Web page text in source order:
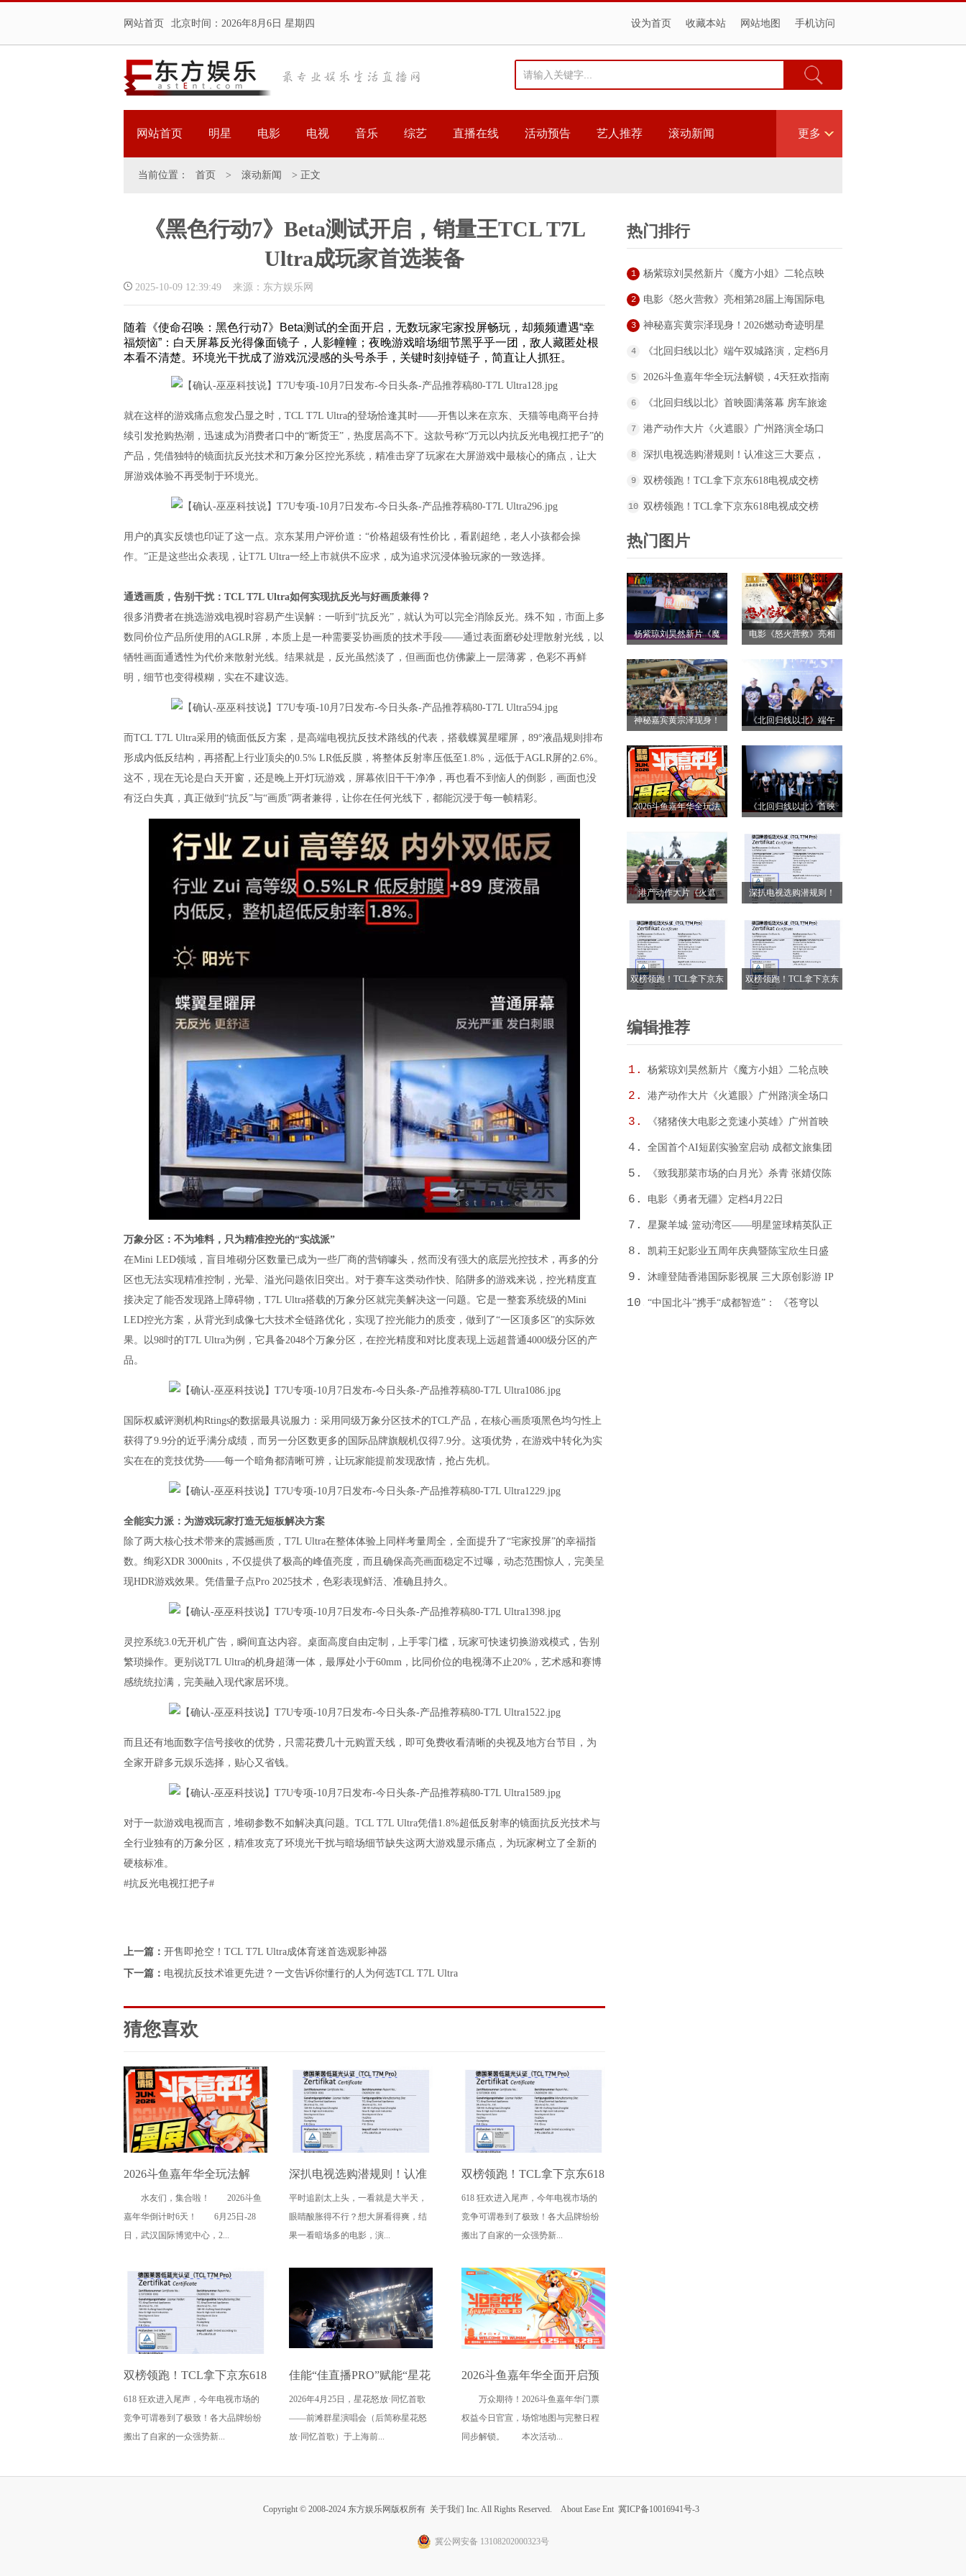
网站首页 北京时间： 2026年8月6日 星期四 设为首页 收藏本站 网站地图 手机访问
网站首页 明星 电影 电视 音乐 综艺 直播在线 活动预告 艺人推荐 滚动新闻 更多
当前位置： 首页 > 滚动新闻 > 正文
《黑色行动7》Beta测试开启，销量王TCL T7L
Ultra成玩家首选装备
2025-10-09 12:39:49 来源：东方娱乐网
随着《使命召唤：黑色行动7》Beta测试的全面开启，无数玩家宅家投屏畅玩，却频频遭遇“幸
福烦恼”：白天屏幕反光得像面镜子，人影幢幢；夜晚游戏暗场细节黑乎乎一团，敌人藏匿处根
本看不清楚。环境光干扰成了游戏沉浸感的头号杀手，关键时刻掉链子，简直让人抓狂。
就在这样的游戏痛点愈发凸显之时，TCL T7L Ultra的登场恰逢其时——开售以来在京东、天猫等电商平台持
续引发抢购热潮，迅速成为消费者口中的“断货王”，热度居高不下。这款号称“万元以内抗反光电视扛把子”的
产品，凭借独特的镜面抗反光技术和万象分区控光系统，精准击穿了玩家在大屏游戏中最核心的痛点，让大
屏游戏体验不再受制于环境光。
用户的真实反馈也印证了这一点。京东某用户评价道：“价格超级有性价比，看剧超绝，老人小孩都会操
作。”正是这些出众表现，让T7L Ultra一经上市就供不应求，成为追求沉浸体验玩家的一致选择。
通透画质，告别干扰：TCL T7L Ultra如何实现抗反光与好画质兼得？
很多消费者在挑选游戏电视时容易产生误解：一听到“抗反光”，就认为可以完全消除反光。殊不知，市面上多
数同价位产品所使用的AGLR屏，本质上是一种需要妥协画质的技术手段——通过表面磨砂处理散射光线，以
牺牲画面通透性为代价来散射光线。结果就是，反光虽然淡了，但画面也仿佛蒙上一层薄雾，色彩不再鲜
明，细节也变得模糊，实在不建议选。
而TCL T7L Ultra采用的镜面低反方案，是高端电视抗反技术路线的代表，搭载蝶翼星曜屏，89°液晶规则排布
形成内低反结构，再搭配上行业顶尖的0.5% LR低反膜，将整体反射率压低至1.8%，远低于AGLR屏的2.6%。
这不，现在无论是白天开窗，还是晚上开灯玩游戏，屏幕依旧干干净净，再也看不到恼人的倒影，画面也没
有泛白失真，真正做到“抗反”与“画质”两者兼得，让你在任何光线下，都能沉浸于每一帧精彩。
万象分区：不为堆料，只为精准控光的“实战派”
在Mini LED领域，盲目堆砌分区数量已成为一些厂商的营销噱头，然而没有强大的底层光控技术，再多的分
区也无法实现精准控制，光晕、溢光问题依旧突出。对于赛车这类动作快、陷阱多的游戏来说，控光精度直
接决定了能否发现路上障碍物，T7L Ultra搭载的万象分区就完美解决这一问题。它是一整套系统级的Mini
LED控光方案，从背光到成像七大技术全链路优化，实现了控光能力的质变，做到了“一区顶多区”的实际效
果。以98吋的T7L Ultra为例，它具备2048个万象分区，在控光精度和对比度表现上远超普通4000级分区的产
品。
国际权威评测机构Rtings的数据最具说服力：采用同级万象分区技术的TCL产品，在核心画质项黑色均匀性上
获得了9.9分的近乎满分成绩，而另一分区数更多的国际品牌旗舰机仅得7.9分。这项优势，在游戏中转化为实
实在在的竞技优势——每一个暗角都清晰可辨，让玩家能提前发现敌情，抢占先机。
全能实力派：为游戏玩家打造无短板解决方案
除了两大核心技术带来的震撼画质，T7L Ultra在整体体验上同样考量周全，全面提升了“宅家投屏”的幸福指
数。绚彩XDR 3000nits，不仅提供了极高的峰值亮度，而且确保高亮画面稳定不过曝，动态范围惊人，完美呈
现HDR游戏效果。凭借量子点Pro 2025技术，色彩表现鲜活、准确且持久。
灵控系统3.0无开机广告，瞬间直达内容。桌面高度自由定制，上手零门槛，玩家可快速切换游戏模式，告别
繁琐操作。更别说T7L Ultra的机身超薄一体，最厚处小于60mm，比同价位的电视薄不止20%，艺术感和赛博
感统统拉满，完美融入现代家居环境。
而且还有地面数字信号接收的优势，只需花费几十元购置天线，即可免费收看清晰的央视及地方台节目，为
全家开辟多元娱乐选择，贴心又省钱。
对于一款游戏电视而言，堆砌参数不如解决真问题。TCL T7L Ultra凭借1.8%超低反射率的镜面抗反光技术与
全行业独有的万象分区，精准攻克了环境光干扰与暗场细节缺失这两大游戏显示痛点，为玩家树立了全新的
硬核标准。
#抗反光电视扛把子#
上一篇： 开售即抢空！TCL T7L Ultra成体育迷首选观影神器
下一篇： 电视抗反技术谁更先进？一文告诉你懂行的人为何选TCL T7L Ultra
猜您喜欢
2026斗鱼嘉年华全玩法解
锁，4天狂欢指南请收好
水友们，集合啦！ 2026斗鱼
嘉年华倒计时6天！ 6月25日-28
日，武汉国际博览中心，2...
深扒电视选购潜规则！认准
这三大要点，再也不被坑
平时追剧太上头，一看就是大半天，
眼睛酸胀得不行？想大屏看得爽，结
果一看暗场多的电影，演...
双榜领跑！TCL拿下京东618
电视成交榜TOP1，T7M Pro
登顶抖音单品榜
618 狂欢进入尾声，今年电视市场的
竞争可谓卷到了极致！各大品牌纷纷
搬出了自家的一众强势新...
双榜领跑！TCL拿下京东618
电视成交榜TOP1，T7M Pro
登顶抖音单品榜
618 狂欢进入尾声，今年电视市场的
竞争可谓卷到了极致！各大品牌纷纷
搬出了自家的一众强势新...
佳能“佳直播PRO”赋能“星花
怒放·同忆首歌” 用电影质感
传递视听艺术表达
2026年4月25日，星花怒放·同忆首歌
——前滩群星演唱会（后简称星花怒
放·同忆首歌）于上海前...
2026斗鱼嘉年华全面开启预
售 夏日电竞音乐狂欢落地武
汉
万众期待！2026斗鱼嘉年华门票
权益今日官宣，场馆地图与完整日程
同步解锁。 本次活动...
热门排行
1
杨紫琼刘昊然新片《魔方小姐》二轮点映
高燃开启 打破年龄偏见重塑无限可能
2
电影《怒火营救》亮相第28届上海国际电
影节！导演王清亭、功夫女星母其弥雅红
3
神秘嘉宾黄宗泽现身！2026燃动奇迹明星
篮球赛点燃“全民迎省运”热潮
4
《北回归线以北》端午双城路演，定档6月
26日奔赴山海
5
2026斗鱼嘉年华全玩法解锁，4天狂欢指南
请收好
6
《北回归线以北》首映圆满落幕 房车旅途
解锁人生百态
7
港产动作大片《火遮眼》广州路演全场口
碑爆棚
8
深扒电视选购潜规则！认准这三大要点，
再也不被坑
9
双榜领跑！TCL拿下京东618电视成交榜
TOP1，T7M Pro登顶抖音单品榜
10 双榜领跑！TCL拿下京东618电视成交榜
热门图片
杨紫琼刘昊然新片《魔
开启 打破年龄偏见重塑
无限可能
电影《怒火营救》亮相
节！导演王清亭、功夫
女星母其弥雅红毯同台
释硬核动作大片
神秘嘉宾黄宗泽现身！
赛点燃“全民迎省运”热潮
《北回归线以北》端午
2026斗鱼嘉年华全玩法
好
《北回归线以北》首映
人生百态
港产动作大片《火遮
爆棚
深扒电视选购潜规则！
不被坑
双榜领跑！TCL拿下京东
T7M Pro登顶抖音单品榜
双榜领跑！TCL拿下京东
编辑推荐
1.
杨紫琼刘昊然新片《魔方小姐》二轮点映
高燃开启 打破年龄偏见重塑无限可能
2.
港产动作大片《火遮眼》广州路演全场口
碑爆棚
3.
《猪猪侠大电影之竞速小英雄》广州首映
获赞“又燃又暖” 引爆五一期待
4.
全国首个AI短剧实验室启动 成都文旅集团
全面抢滩数字文创新高地
5.
《致我那菜市场的白月光》杀青 张婧仪陈
靖可心向野互成光
6. 电影《勇者无疆》定档4月22日
7.
星聚羊城·篮动湾区——明星篮球精英队正
式成立
8.
凯莉王妃影业五周年庆典暨陈宝欣生日盛
典圆满落幕
9.
沐瞳登陆香港国际影视展 三大原创影游 IP
重磅发布
10.“中国北斗”携手“成都智造”： 《苍穹以
Copyright © 2008-2024 东方娱乐网版权所有 关于我们 Inc. All Rights Reserved. About Ease Ent 冀ICP备10016941号-3
冀公网安备 13108202000323号